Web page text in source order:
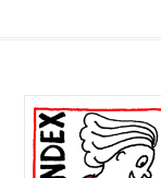
Primaire
Sidebar